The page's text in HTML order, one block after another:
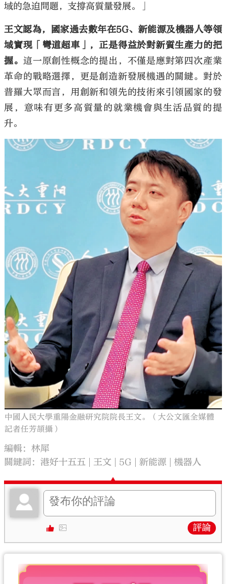
域的急迫問題，支撐高質量發展。」
王文認為，國家過去數年在5G、新能源及機器人等領
域實現「彎道超車」，正是得益於對新質生產力的把
握。 這一原創性概念的提出，不僅是應對第四次產業
革命的戰略選擇，更是創造新發展機遇的關鍵。對於
普羅大眾而言，用創新和領先的技術來引領國家的發
展，意味有更多高質量的就業機會與生活品質的提
升。
中國人民大學重陽金融研究院院長王文。（大公文匯全媒體
記者任芳頡攝）
編輯：林犀
關鍵詞：港好十五五 王文 5G 新能源 機器人
評論